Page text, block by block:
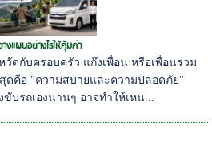
งแผนอย่างไรให้คุ้มค่า
วัดกับครอบครัว แก๊งเพื่อน หรือเพื่อนร่วม
ดคือ "ความสบายและความปลอดภัย"
ขับรถเองนานๆ อาจทำให้เหน...